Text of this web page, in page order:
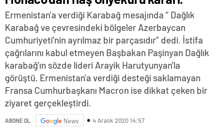
Ermenistan'a verdiği Karabağ mesajında “ Dağlık
Karabağ ve çevresindeki bölgeler Azerbaycan
Cumhuriyeti'nin ayrılmaz bir parçasıdır” dedi. İstifa
çağrılarını kabul etmeyen Başbakan Paşinyan Dağlık
karabağ'ın sözde lideri Arayik Harutyunyan'la
görüştü. Ermenistan'a verdiği desteği saklamayan
Fransa Cumhurbaşkanı Macron ise dikkat çeken bir
ziyaret gerçekleştirdi.
ABONE OL News 4 Aralık 2020 14:57